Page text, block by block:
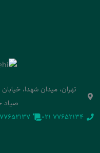
تهران، میدان شهدا،
صیاد
‭021 77652134‬